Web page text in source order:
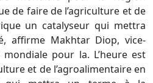
de faire de l’agriculture et de
un catalyseur qui mettra
affirme Makhtar Diop, vice-
pour la. L’heure est
et de l’agroalimentaire en